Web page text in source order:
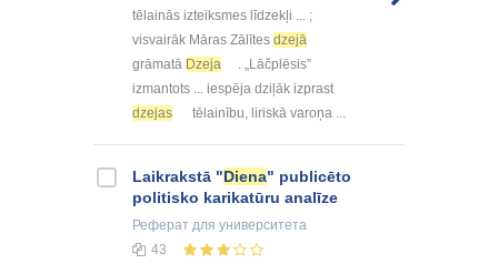
tēlainās izteiksmes līdzekļi ... ;
visvairāk Māras Zālītes dzejā
grāmatā Dzeja
. „Lāčplēsis”
izmantots ... iespēja dziļāk izprast
dzejas
tēlainību, liriskā varoņa ...
Laikrakstā "Diena" publicēto
politisko karikatūru analīze
Реферат для университета
43